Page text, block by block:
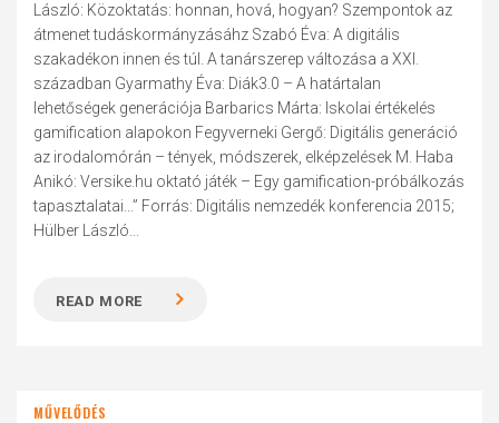
László: Közoktatás: honnan, hová, hogyan? Szempontok az
átmenet tudáskormányzásáhz Szabó Éva: A digitális
szakadékon innen és túl. A tanárszerep változása a XXI.
században Gyarmathy Éva: Diák3.0 – A határtalan
lehetőségek generációja Barbarics Márta: Iskolai értékelés
gamification alapokon Fegyverneki Gergő: Digitális generáció
az irodalomórán – tények, módszerek, elképzelések M. Haba
Anikó: Versike.hu oktató játék – Egy gamification-próbálkozás
tapasztalatai...” Forrás: Digitális nemzedék konferencia 2015;
Hülber László...
READ MORE
MŰVELŐDÉS